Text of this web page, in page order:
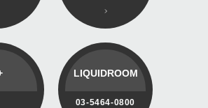
LIQUIDROOM
03-5464-0800